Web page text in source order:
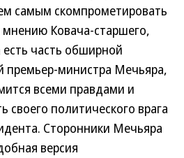
самым скомпрометировать
мнению Ковача-старшего,
часть обширной
премьер-министра Мечьяра,
всеми правдами и
своего политического врага
Сторонники Мечьяра
версия